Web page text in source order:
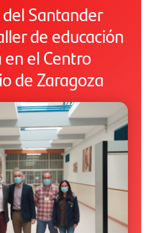
Santander
de educación
el Centro
de Zaragoza